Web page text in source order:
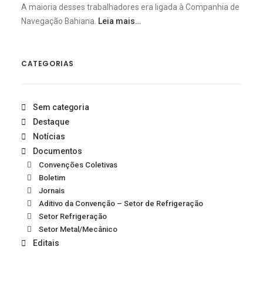
A maioria desses trabalhadores era ligada à Companhia de
Navegação Bahiana. Leia mais…
CATEGORIAS
Sem categoria
Destaque
Notícias
Documentos
Convenções Coletivas
Boletim
Jornais
Aditivo da Convenção – Setor de Refrigeração
Setor Refrigeração
Setor Metal/Mecânico
Editais